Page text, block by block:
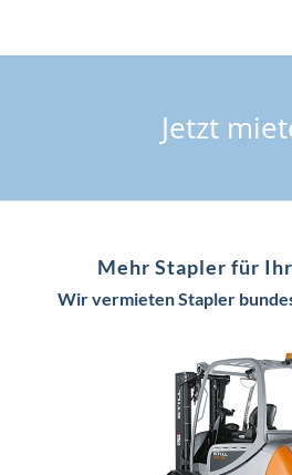
Jetzt
Mehr Stapler für
Wir vermieten Stapler